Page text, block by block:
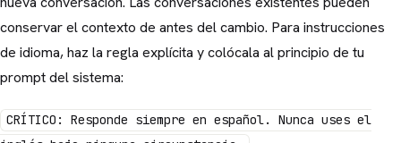
conservar el contexto de antes del cambio. Para instrucciones
de idioma, haz la regla explícita y colócala al principio de tu
prompt del sistema:
CRÍTICO: Responde siempre en español. Nunca uses el